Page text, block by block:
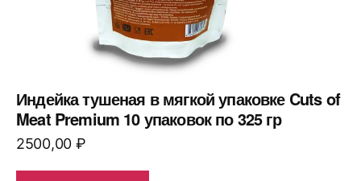
Индейка тушеная в мягкой упаковке Cuts of
Meat Premium 10 упаковок по 325 гр
2500,00 ₽